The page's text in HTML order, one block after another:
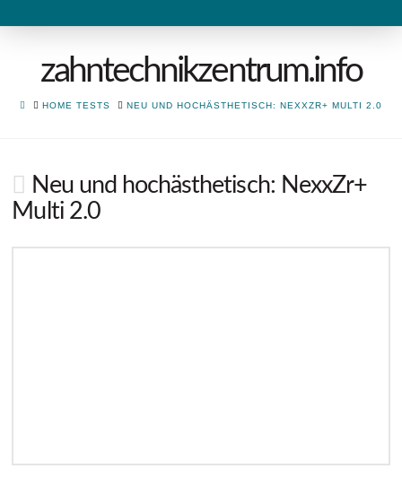
zahntechnikzentrum.info
HOMEHOME TESTS NEU UND HOCHÄSTHETISCH: NEXXZR+ MULTI 2.0
Neu und hochästhetisch: NexxZr+
Multi 2.0